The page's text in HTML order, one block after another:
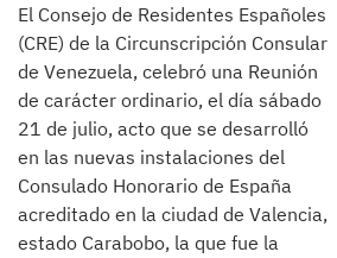
El Consejo de Residentes Españoles
(CRE) de la Circunscripción Consular
de Venezuela, celebró una Reunión
de carácter ordinario, el día sábado
21 de julio, acto que se desarrolló
en las nuevas instalaciones del
Consulado Honorario de España
acreditado en la ciudad de Valencia,
estado Carabobo, la que fue la